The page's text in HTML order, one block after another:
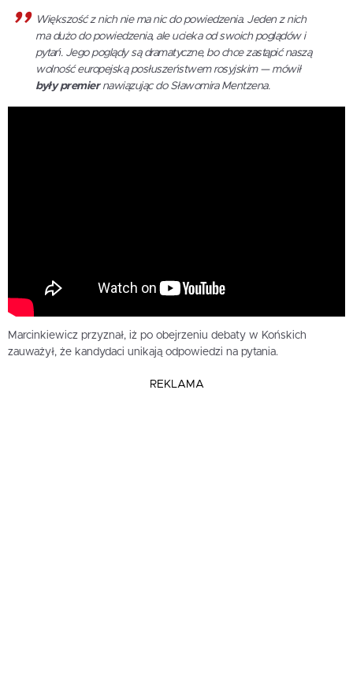
Większość z nich nie ma nic do powiedzenia. Jeden z nich
ma dużo do powiedzenia, ale ucieka od swoich poglądów i
pytań. Jego poglądy są dramatyczne, bo chce zastąpić naszą
wolność europejską posłuszeństwem rosyjskim — mówił
były premiernawiązując do Sławomira Mentzena.
Marcinkiewicz przyznał, iż po obejrzeniu debaty w Końskich
zauważył, że kandydaci unikają odpowiedzi na pytania.
REKLAMA